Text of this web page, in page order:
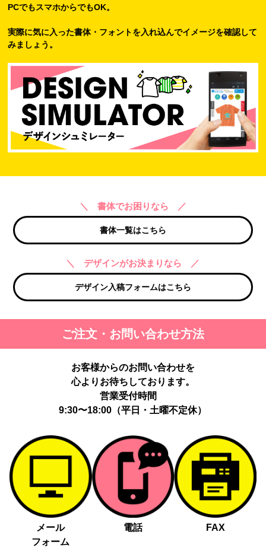
PCでもスマホからでもOK。
実際に気に入った書体・フォントを入れ込んでイメージを確認して
みましょう。
＼ 書体でお困りなら ／
書体一覧はこちら
＼ デザインがお決まりなら ／
デザイン入稿フォームはこちら
ご注文・お問い合わせ方法
お客様からのお問い合わせを
心よりお待ちしております。
営業受付時間
9:30〜18:00（平日・土曜不定休）
メール
フォーム
電話 FAX